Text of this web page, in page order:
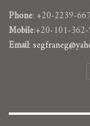
Phone: +20-2239-
Mobile:+20-101-
Email: